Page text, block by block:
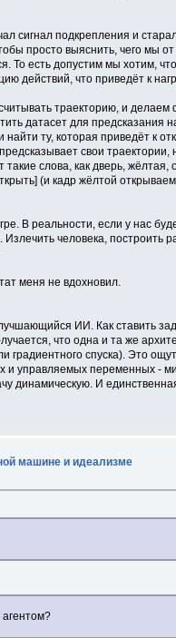
подкрепления и
просто выяснить, чего мы
То есть допустим мы
действий, что приведёт к
траекторию, и
датасет для
ту, которая приведёт к
свои
слова, как дверь,
(и кадр жёлтой
В реальности, если у нас
человека,
меня не вдохновил.
ИИ. Как ставить
что одна и та же
градиентного спуска). Это
и управляемых переменных
динамическую. И
машине и идеализме